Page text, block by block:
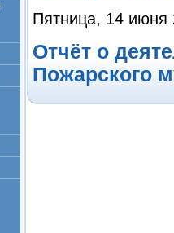
Пятница, 14 июня
Отчёт о
Пожарского